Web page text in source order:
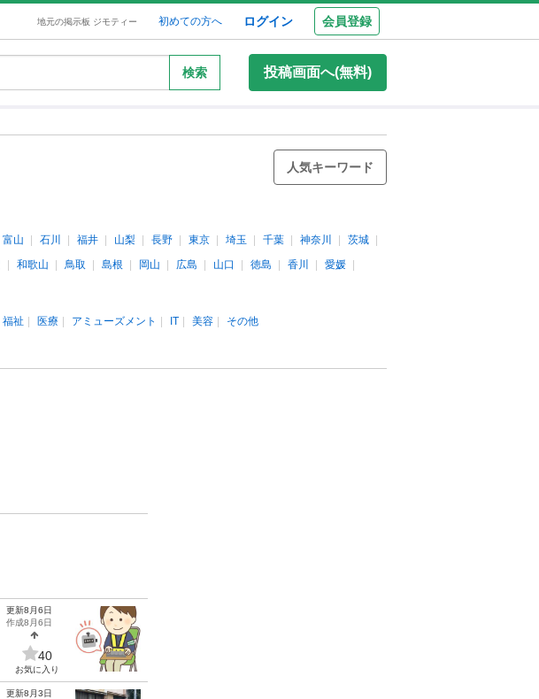
地元の掲示板 ジモティー 初めての方へ ログイン 会員登録
検索 投稿画面へ(無料)
人気キーワード
富山 石川 福井 山梨 長野 東京 埼玉 千葉 神奈川
茨城
和歌山 鳥取 島根 岡山 広島 山口 徳島 香川
愛媛
福祉 医療 アミューズメント IT 美容 その他
更新8月6日
作成8月6日
40
お気に入り
更新8月3日